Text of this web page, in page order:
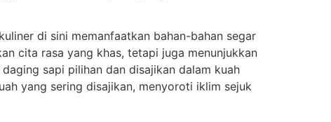
di sini memanfaatkan bahan-bahan segar
cita rasa yang khas, tetapi juga menunjukkan
sapi pilihan dan disajikan dalam kuah
yang sering disajikan, menyoroti iklim sejuk